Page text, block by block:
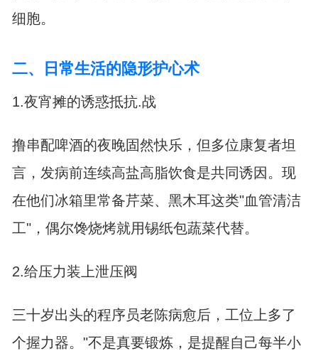
细胞。
二、日常生活的隐形护心术
1.夜宵摊的诱惑抵抗.战
撸串配啤酒的夜晚固然快乐，但多位康复者坦
言，发病前连续高盐高脂饮食是共同诱因。现
在他们冰箱里常备芹菜、黑木耳这类"血管清洁
工"，偶尔馋烧烤就用锡纸包蔬菜代替。
2.给压力装上泄压阀
三十岁出头的程序员老陈病愈后，工位上多了
个握力器。"不是真要锻炼，是提醒自己每半小